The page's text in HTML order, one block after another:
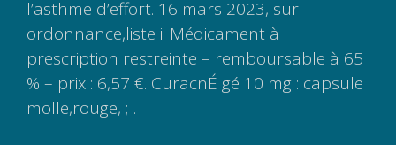
l’asthme d’effort. 16 mars 2023, sur
ordonnance,liste i. Médicament à
prescription restreinte – remboursable à 65
% – prix : 6,57 €. CuracnÉ gé 10 mg : capsule
molle,rouge, ; .